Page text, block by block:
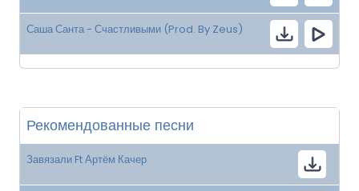
Саша Санта - Счастливыми (Prod. By Zeus)
Рекомендованные песни
Завязали Ft Артём Качер